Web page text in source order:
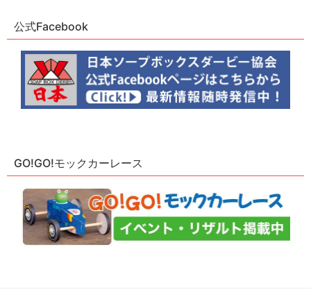
公式Facebook
GO!GO!モックカーレース